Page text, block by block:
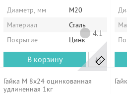
Диаметр, мм
М20
Материал
Сталь
Покрытие
Цинк
В корзину
4.1
Гайка М 8х24 оцинкованная
удлиненная 1кг